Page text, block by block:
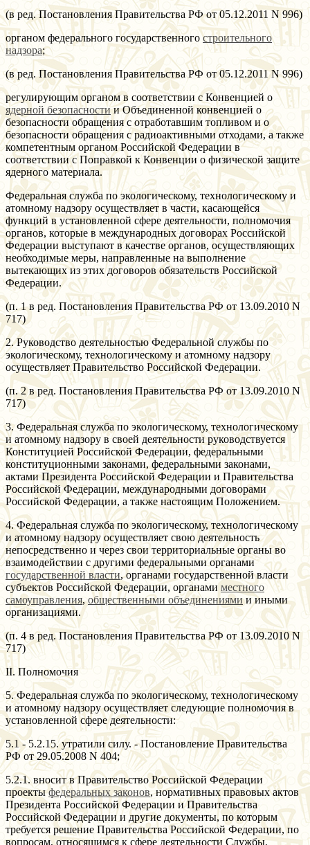
(в ред. Постановления Правительства РФ от 05.12.2011 N 996)
органом федерального государственногостроительного
надзора;
(в ред. Постановления Правительства РФ от 05.12.2011 N 996)
регулирующим органом в соответствии с Конвенцией о
ядерной безопасностии Объединенной конвенцией о
безопасности обращения с отработавшим топливом и о
безопасности обращения с радиоактивными отходами, а также
компетентным органом Российской Федерации в
соответствии с Поправкой к Конвенции о физической защите
ядерного материала.
Федеральная служба по экологическому, технологическому и
атомному надзору осуществляет в части, касающейся
функций в установленной сфере деятельности, полномочия
органов, которые в международных договорах Российской
Федерации выступают в качестве органов, осуществляющих
необходимые меры, направленные на выполнение
вытекающих из этих договоров обязательств Российской
Федерации.
(п. 1 в ред. Постановления Правительства РФ от 13.09.2010 N
717)
2. Руководство деятельностью Федеральной службы по
экологическому, технологическому и атомному надзору
осуществляет Правительство Российской Федерации.
(п. 2 в ред. Постановления Правительства РФ от 13.09.2010 N
717)
3. Федеральная служба по экологическому, технологическому
и атомному надзору в своей деятельности руководствуется
Конституцией Российской Федерации, федеральными
конституционными законами, федеральными законами,
актами Президента Российской Федерации и Правительства
Российской Федерации, международными договорами
Российской Федерации, а также настоящим Положением.
4. Федеральная служба по экологическому, технологическому
и атомному надзору осуществляет свою деятельность
непосредственно и через свои территориальные органы во
взаимодействии с другими федеральными органами
государственной власти, органами государственной власти
субъектов Российской Федерации, органами местного
самоуправления,общественными объединениямии иными
организациями.
(п. 4 в ред. Постановления Правительства РФ от 13.09.2010 N
717)
II. Полномочия
5. Федеральная служба по экологическому, технологическому
и атомному надзору осуществляет следующие полномочия в
установленной сфере деятельности:
5.1 - 5.2.15. утратили силу. - Постановление Правительства
РФ от 29.05.2008 N 404;
5.2.1. вносит в Правительство Российской Федерации
проектыфедеральных законов, нормативных правовых актов
Президента Российской Федерации и Правительства
Российской Федерации и другие документы, по которым
требуется решение Правительства Российской Федерации, по
вопросам, относящимся к сфере деятельности Службы,